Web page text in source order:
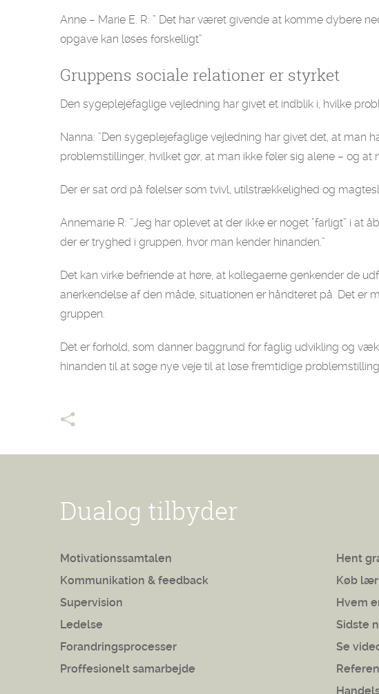
Anne – Marie E. R: ” Det har været givende at komme dybere
opgave kan løses forskelligt”
Gruppens sociale relationer er styrket
Den sygeplejefaglige vejledning har givet et indblik i, hvilke
Nanna: ”Den sygeplejefaglige vejledning har givet det, at man
problemstillinger, hvilket gør, at man ikke føler sig alene – og at
Der er sat ord på følelser som tvivl, utilstrækkelighed og
Annemarie R: ”Jeg har oplevet at der ikke er noget ”farligt” i at
der er tryghed i gruppen, hvor man kender hinanden.”
Det kan virke befriende at høre, at kollegaerne genkender de
anerkendelse af den måde, situationen er håndteret på. Det
gruppen.
Det er forhold, som danner baggrund for faglig udvikling og
hinanden til at søge nye veje til at løse fremtidige
Dualog tilbyder
Motivationssamtalen
Kommunikation & feedback
Supervision
Ledelse
Forandringsprocesser
Proffesionelt samarbejde
Hent
Køb
Hvem
Sidste
Se